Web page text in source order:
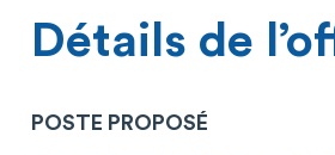
Détails de
POSTE PROPOSÉ